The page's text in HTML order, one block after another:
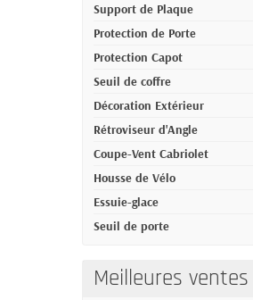
Support de Plaque
Protection de Porte
Protection Capot
Seuil de coffre
Décoration Extérieur
Rétroviseur d'Angle
Coupe-Vent Cabriolet
Housse de Vélo
Essuie-glace
Seuil de porte
Meilleures ventes